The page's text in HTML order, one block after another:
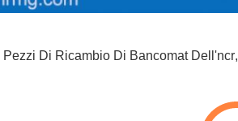
Pezzi Di Ricambio Di Bancomat Dell'ncr,